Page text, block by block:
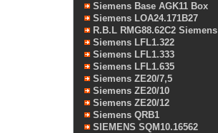
Siemens Base AGK11 Box
Siemens LOA24.171B27
R.B.L RMG88.62C2 Siemens
Siemens LFL1.322
Siemens LFL1.333
Siemens LFL1.635
Siemens ZE20/7,5
Siemens ZE20/10
Siemens ZE20/12
Siemens QRB1
SIEMENS SQM10.16562